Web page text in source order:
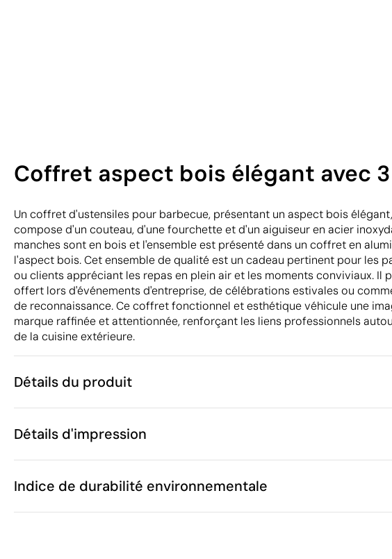
Coffret aspect bois élégant avec
Un coffret d'ustensiles pour barbecue, présentant un aspect bois
compose d'un couteau, d'une fourchette et d'un aiguiseur en acier
manches sont en bois et l'ensemble est présenté dans un coffret en
l'aspect bois. Cet ensemble de qualité est un cadeau pertinent pour les
ou clients appréciant les repas en plein air et les moments conviviaux. Il
offert lors d'événements d'entreprise, de célébrations estivales ou
de reconnaissance. Ce coffret fonctionnel et esthétique véhicule une
marque raffinée et attentionnée, renforçant les liens professionnels
de la cuisine extérieure.
Détails du produit
Caractéristiques
Code du produit
Poids
813 g
Matière
Acier inoxydable
Détails d'impression
Indice de durabilité environnementale